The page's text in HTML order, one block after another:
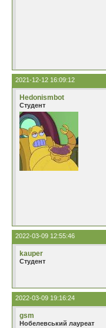
2021-12-12 16:09:12
Hedonismbot
Студент
2022-03-09 12:55:46
kauper
Студент
2022-03-09 19:16:24
gsm
Нобелевський лауреат